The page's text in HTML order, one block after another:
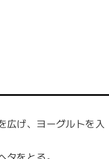
広げ、ヨーグルトを入